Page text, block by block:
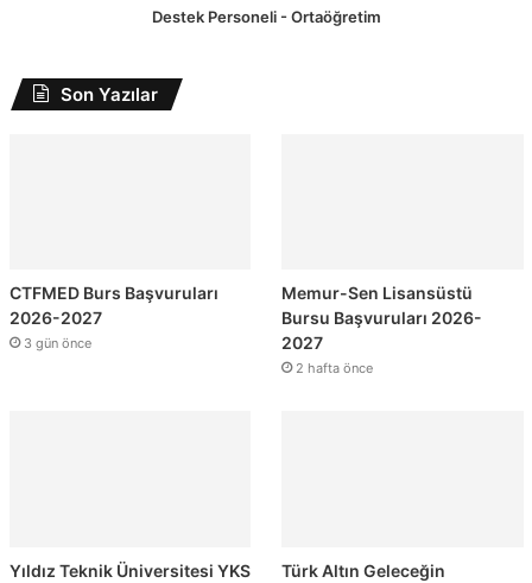
Destek Personeli - Ortaöğretim
Son Yazılar
CTFMED Burs Başvuruları
2026-2027
3 gün önce
Memur-Sen Lisansüstü
Bursu Başvuruları 2026-
2027
2 hafta önce
Yıldız Teknik Üniversitesi YKS
Türk Altın Geleceğin